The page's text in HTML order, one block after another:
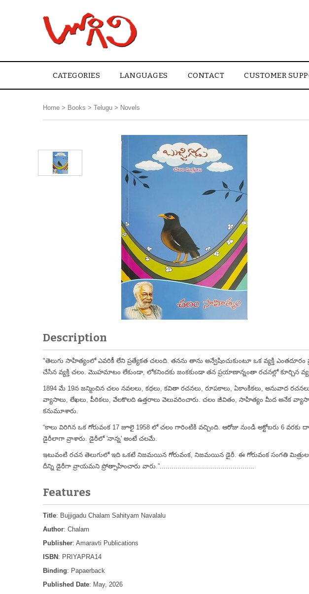
CATEGORIES LANGUAGES CONTACT CUSTOMER
Home > Books > Telugu > Novels
Description
"తెలుగు సాహిత్యంలో ఎవరికీ లేని ప్రత్యేకత చలంది. తనను తాను అన్వేషించుకుంటూ ఒక వ్యక్తి
చేసిన వ్యక్తి చలం. మొహమాటం లేకుండా, లోకనిందకు జంకకుండా తన ప్రయాణాన్నంతా రచనల్లో కూర్చిన
1894 మే 19న జన్మించిన చలం నవలలు, కథలు, కవితా రచనలు, రూపకాలు, ఏకాంకికలు, అనువాద
వ్యాసాలు, లేఖలు, పీఠికలు, వేలకొలది ఉత్తరాలు వెలువరించారు. చలం జీవితం, సాహిత్యం మీద అనేక
కనుమూశారు.
“కాలు విరిగిన ఒక గోరువంక 17 జూలై 1958 లో చలం గారింటికి వచ్చింది. ఆరోజు నుండి అక్టోబరు 6
డైరీలాగా వ్రాశారు. డైరీలో 'నాన్న' అంటే చలమే.
ఇటువంటి రచన తెలుగులో ఇది ఒకటే నిజమయిన గోరువంక, నిజమయిన డైరీ. ఈ గోరువంక సంగతి మిత్రులకు
దీన్ని డైరీగా వ్రాయమని ప్రోత్సాహించారు వారు.”................................................
Features
Title: Bujjigadu Chalam Sahityam Navalalu
Author: Chalam
Publisher: Amaravti Publications
ISBN : PRIYAPRA14
Binding: Papaerback
Published Date: May, 2026